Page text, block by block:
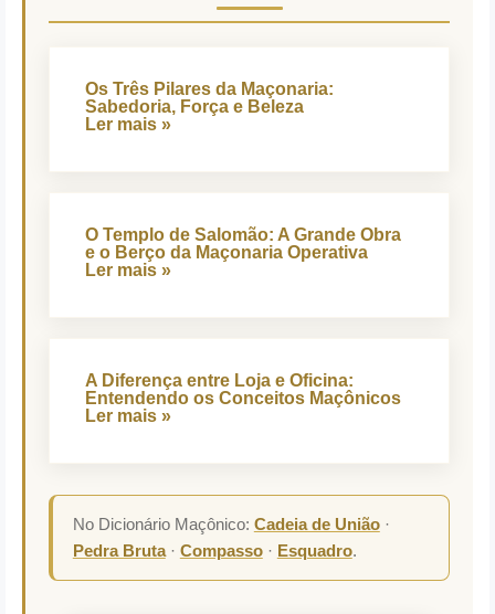
Os Três Pilares da Maçonaria:
Sabedoria, Força e Beleza
Ler mais »
O Templo de Salomão: A Grande Obra
e o Berço da Maçonaria Operativa
Ler mais »
A Diferença entre Loja e Oficina:
Entendendo os Conceitos Maçônicos
Ler mais »
No Dicionário Maçônico: Cadeia de União·
Pedra Bruta· Compasso· Esquadro.